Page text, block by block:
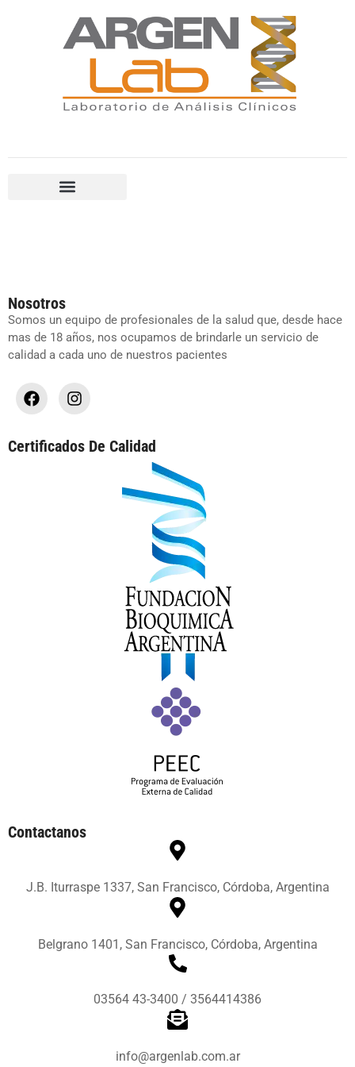
Nosotros
Somos un equipo de profesionales de la salud que, desde hace
mas de 18 años, nos ocupamos de brindarle un servicio de
calidad a cada uno de nuestros pacientes
Certificados De Calidad
Contactanos
J.B. Iturraspe 1337, San Francisco, Córdoba, Argentina
Belgrano 1401, San Francisco, Córdoba, Argentina
03564 43-3400 / 3564414386
info@argenlab.com.ar